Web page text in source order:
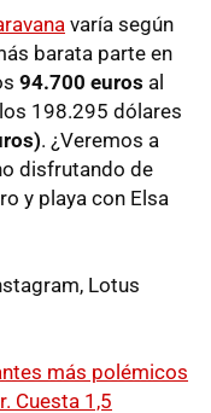
varía según
barata parte en
94.700 euros al
198.295 dólares
. ¿Veremos a
disfrutando de
y playa con Elsa
Lotus
más polémicos
Cuesta 1,5